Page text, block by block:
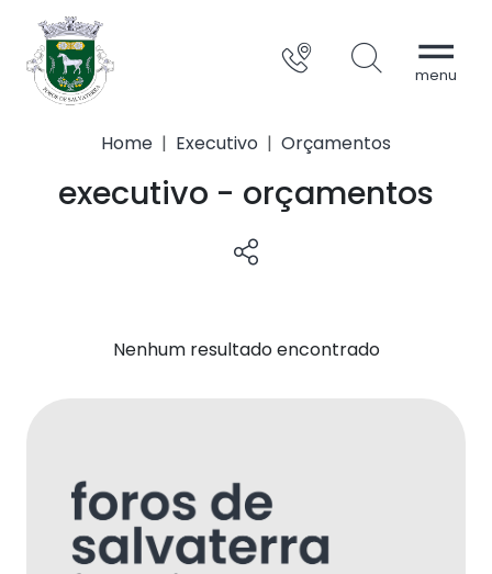
Home Executivo Orçamentos
executivo - orçamentos
Nenhum resultado encontrado